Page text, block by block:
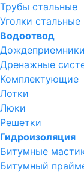
Трубы стальные
Уголки стальные
Водоотвод
Дождеприемники
Дренажные
Комплектующие
Лотки
Люки
Решетки
Гидроизоляция
Битумные
Битумный